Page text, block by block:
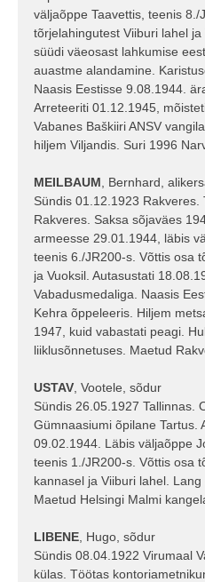
väljaõppe Taavettis, teenis 8./
tõrjelahingutest Viiburi lahel
süüdi väeosast lahkumise
auastme alandamine.
Naasis Eestisse 9.08.1944.
Arreteeriti 01.12.1945,
Vabanes Baškiiri ANSV
hiljem Viljandis. Suri 1996
MEILBAUM , Bernhard,
Sündis 01.12.1923
Rakveres. Saksa sõjaväes
armeesse 29.01.1944, läbis
teenis 6./JR200-s. Võttis osa
ja Vuoksil. Autasustati
Vabadusmedaliga. Naasis
Kehra õppeleeris. Hiljem
1947, kuid vabastati peagi.
liiklusõnnetuses. Maetud
USTAV , Vootele, sõdur
Sündis 26.05.1927 Tallinnas.
Gümnaasiumi õpilane Tartus.
09.02.1944. Läbis väljaõppe
teenis 1./JR200-s. Võttis osa
kannasel ja Viiburi lahel.
Maetud Helsingi Malmi
LIBENE , Hugo, sõdur
Sündis 08.04.1922 Virumaal
külas. Töötas